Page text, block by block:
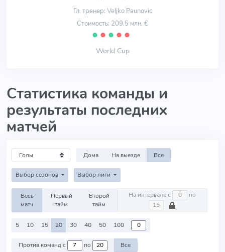
Гл. тренер: Veljko Paunovic
Стоимость: 209.5 млн. €
⬤ ⬤ ⬤ ⬤ ⬤
World Cup
Статистика команды и
результаты последних
матчей
Дома На выезде Все
Выбор сезонов Выбор лиги
Весь
матч
Первый
тайм
Второй
тайм
На интервале с по
5 10 15 20 30 40 50 100
Против команд с по Все